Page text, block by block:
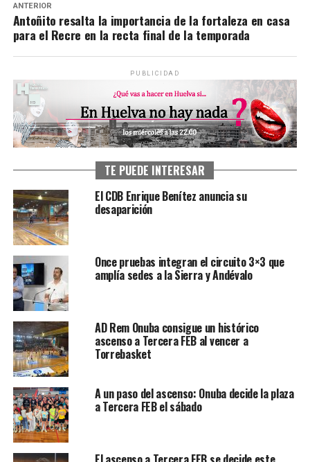
ANTERIOR
Antoñito resalta la importancia de la fortaleza en casa
para el Recre en la recta final de la temporada
PUBLICIDAD
TE PUEDE INTERESAR
El CDB Enrique Benítez anuncia su
desaparición
Once pruebas integran el circuito 3×3 que
amplía sedes a la Sierra y Andévalo
AD Rem Onuba consigue un histórico
ascenso a Tercera FEB al vencer a
Torrebasket
A un paso del ascenso: Onuba decide la plaza
a Tercera FEB el sábado